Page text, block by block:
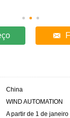
China
WIND AUTOMATION
A partir de 1 de